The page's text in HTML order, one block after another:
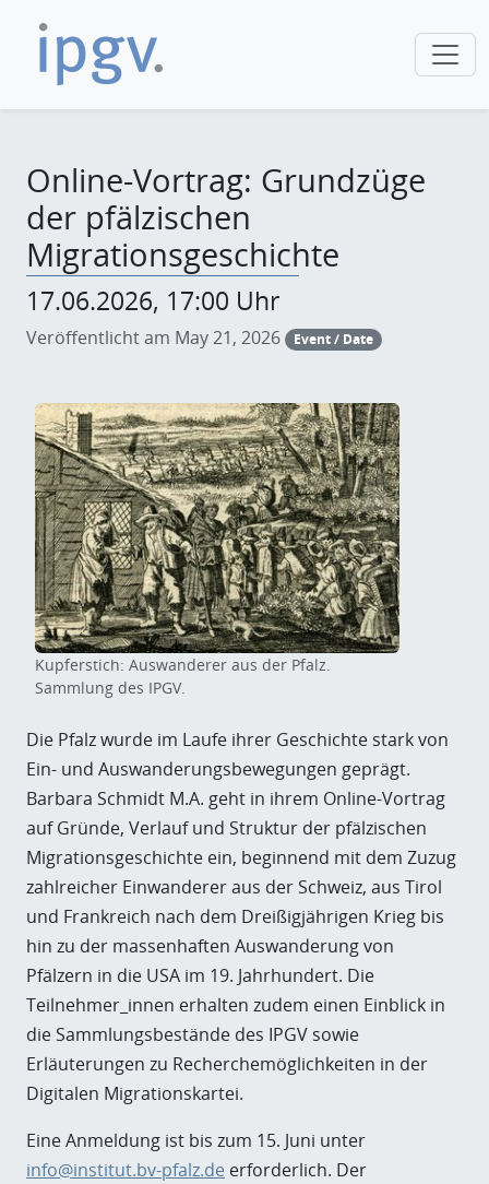
Online-Vortrag: Grundzüge
der pfälzischen
Migrationsgeschichte
17.06.2026, 17:00 Uhr
Veröffentlicht am May 21, 2026 Event / Date
Kupferstich: Auswanderer aus der Pfalz.
Sammlung des IPGV.
Die Pfalz wurde im Laufe ihrer Geschichte stark von
Ein- und Auswanderungsbewegungen geprägt.
Barbara Schmidt M.A. geht in ihrem Online-Vortrag
auf Gründe, Verlauf und Struktur der pfälzischen
Migrationsgeschichte ein, beginnend mit dem Zuzug
zahlreicher Einwanderer aus der Schweiz, aus Tirol
und Frankreich nach dem Dreißigjährigen Krieg bis
hin zu der massenhaften Auswanderung von
Pfälzern in die USA im 19. Jahrhundert. Die
Teilnehmer_innen erhalten zudem einen Einblick in
die Sammlungsbestände des IPGV sowie
Erläuterungen zu Recherchemöglichkeiten in der
Digitalen Migrationskartei.
Eine Anmeldung ist bis zum 15. Juni unter
info@institut.bv-pfalz.de erforderlich. Der